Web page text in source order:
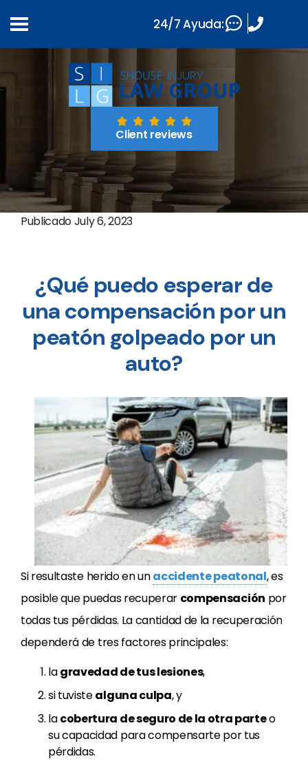
Client reviews
PublicadoJuly 6, 2023
¿Qué puedo esperar de
una compensación por un
peatón golpeado por un
auto?
Si resultaste herido en unaccidente peatonal, es
posible que puedas recuperar compensación por
todas tus pérdidas. La cantidad de la recuperación
dependerá de tres factores principales:
lagravedad de tus lesiones,
si tuvistealguna culpa, y
lacobertura de seguro de la otra parteo
su capacidad para compensarte por tus
pérdidas.
24/7 Ayuda: